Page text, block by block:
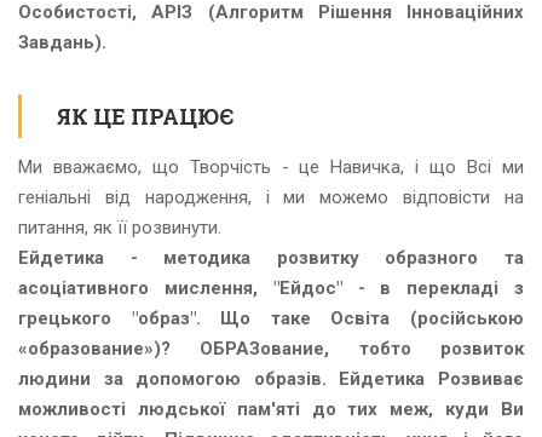
Особистості, АРІЗ (Алгоритм Рішення Інноваційних
Завдань).
ЯК ЦЕ ПРАЦЮЄ
Ми вважаємо, що Творчість - це Навичка, і що Всі ми
геніальні від народження, і ми можемо відповісти на
питання, як її розвинути.
Ейдетика - методика розвитку образного та
асоціативного мислення, "Ейдос" - в перекладі з
грецького "образ". Що таке Освіта (російською
«образование»)? ОБРАЗование, тобто розвиток
людини за допомогою образів. Ейдетика Розвиває
можливості людської пам'яті до тих меж, куди Ви